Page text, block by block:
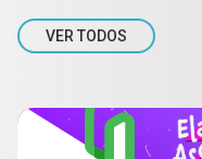
VER TODOS